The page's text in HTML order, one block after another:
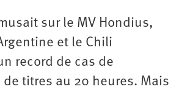
sur le MV Hondius,
et le Chili
record de cas de
de titres au 20 heures. Mais